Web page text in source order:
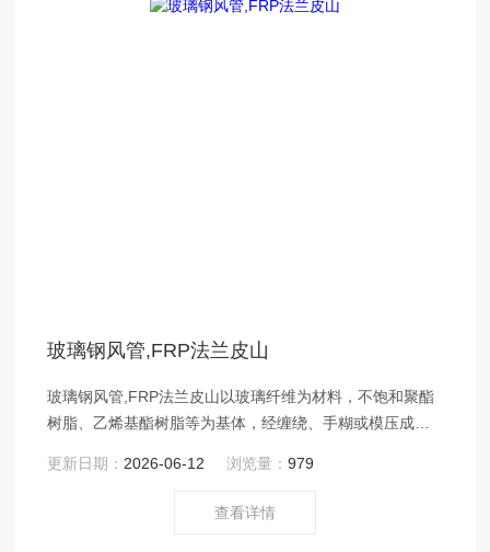
玻璃钢风管,FRP法兰皮山
玻璃钢风管,FRP法兰皮山以玻璃纤维为材料，不饱和聚酯
树脂、乙烯基酯树脂等为基体，经缠绕、手糊或模压成
更新日期： 2026-06-12 浏览量：979
查看详情